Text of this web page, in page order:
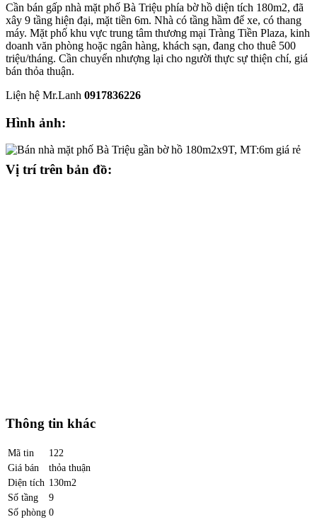
Cần bán gấp nhà mặt phố Bà Triệu phía bờ hồ diện tích 180m2, đã
xây 9 tầng hiện đại, mặt tiền 6m. Nhà có tầng hầm để xe, có thang
máy. Mặt phố khu vực trung tâm thương mại Tràng Tiền Plaza, kinh
doanh văn phòng hoặc ngân hàng, khách sạn, đang cho thuê 500
triệu/tháng. Cần chuyển nhượng lại cho người thực sự thiện chí, giá
bán thỏa thuận.
Liện hệ Mr.Lanh 0917836226
Hình ảnh:
Vị trí trên bản đồ:
Thông tin khác
Mã tin
122
Giá bán
thỏa thuận
Diện tích 130m2
Số tầng
9
Số phòng 0